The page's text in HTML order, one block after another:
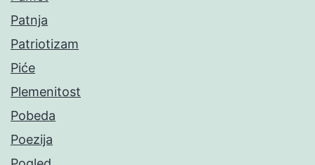
Patnja
Patriotizam
Piće
Plemenitost
Pobeda
Poezija